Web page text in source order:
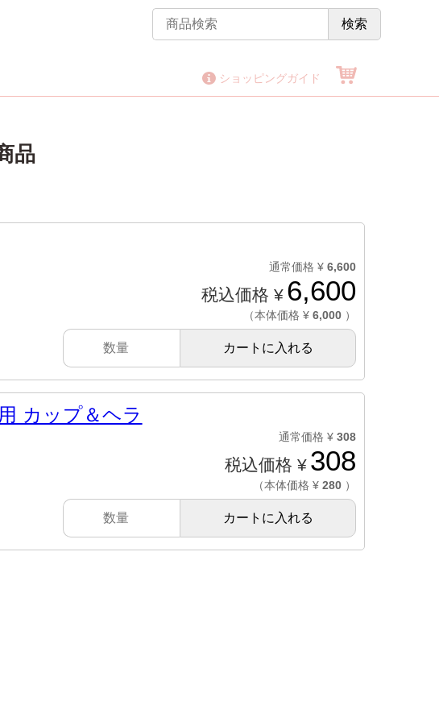
ショッピングガイド
検索
品
通常価格 ¥ 6,600
税込価格 ¥ 6,600
（本体価格 ¥ 6,000 ）
カートに入れる
カップ＆ヘラ
通常価格 ¥ 308
税込価格 ¥ 308
（本体価格 ¥ 280 ）
カートに入れる